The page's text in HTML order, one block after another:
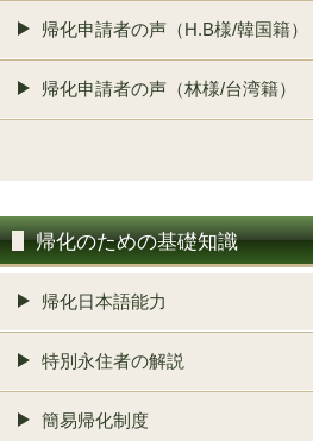
帰化申請者の声（H.B様/韓国籍）
帰化申請者の声（林様/台湾籍）
帰化のための基礎知識
帰化日本語能力
特別永住者の解説
簡易帰化制度